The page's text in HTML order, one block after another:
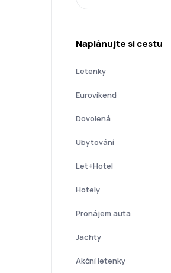
Naplánujte si cestu
Letenky
Eurovíkend
Dovolená
Ubytování
Let+Hotel
Hotely
Pronájem auta
Jachty
Akční letenky